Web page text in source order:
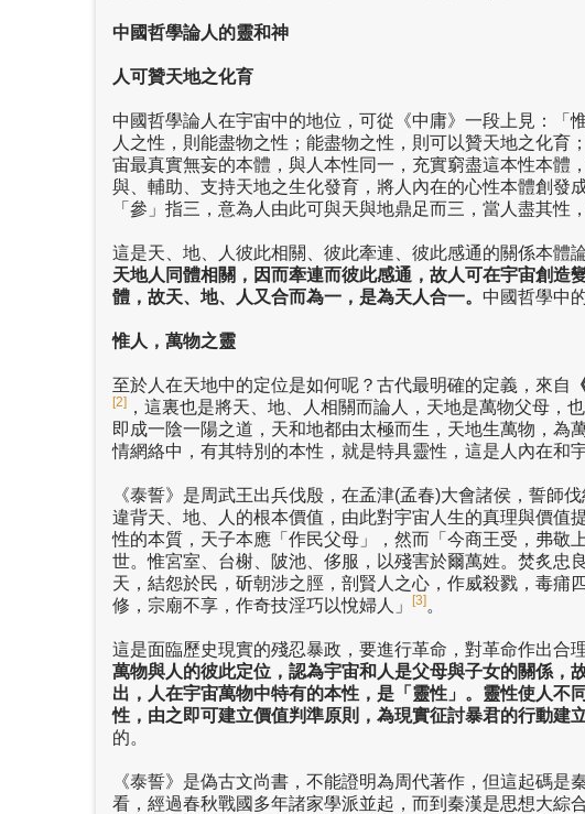
中國哲學論人的靈和神
人可贊天地之化育
中國哲學論人在宇宙中的地位，可從《中庸》一段上見：「
人之性，則能盡物之性；能盡物之性，則可以贊天地之化育
宙最真實無妄的本體，與人本性同一，充實窮盡這本性本體
與、輔助、支持天地之生化發育，將人內在的心性本體創發
「參」指三，意為人由此可與天與地鼎足而三，當人盡其性
這是天、地、人彼此相關、彼此牽連、彼此感通的關係本體論
天地人同體相關，因而牽連而彼此感通，故人可在宇宙創造
體，故天、地、人又合而為一，是為天人合一。 中國哲學中
惟人，萬物之靈
至於人在天地中的定位是如何呢？古代最明確的定義，來自
[2] ，這裏也是將天、地、人相關而論人，天地是萬物父母，
即成一陰一陽之道，天和地都由太極而生，天地生萬物，
情網絡中，有其特別的本性，就是特具靈性，這是人內在和
《泰誓》是周武王出兵伐殷，在孟津(孟春)大會諸侯，誓師
違背天、地、人的根本價值，由此對宇宙人生的真理與價值
性的本質，天子本應「作民父母」，然而「今商王受，弗敬
世。惟宮室、台榭、陂池、侈服，以殘害於爾萬姓。焚炙
天，結怨於民，斫朝涉之脛，剖賢人之心，作威殺戮，毒痡
修，宗廟不享，作奇技淫巧以悅婦人」
[3]。
這是面臨歷史現實的殘忍暴政，要進行革命，對革命作出合
萬物與人的彼此定位，認為宇宙和人是父母與子女的關係，
出，人在宇宙萬物中特有的本性，是「靈性」。靈性使人不
性，由之即可建立價值判準原則，為現實征討暴君的行動建
的。
《泰誓》是偽古文尚書，不能證明為周代著作，但這起碼
看，經過春秋戰國多年諸家學派並起，而到秦漢是思想大綜